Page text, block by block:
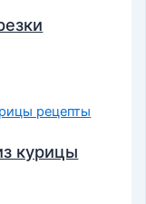
курицы